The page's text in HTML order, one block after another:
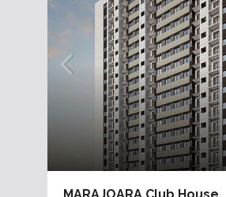
MARAJOARA Club House